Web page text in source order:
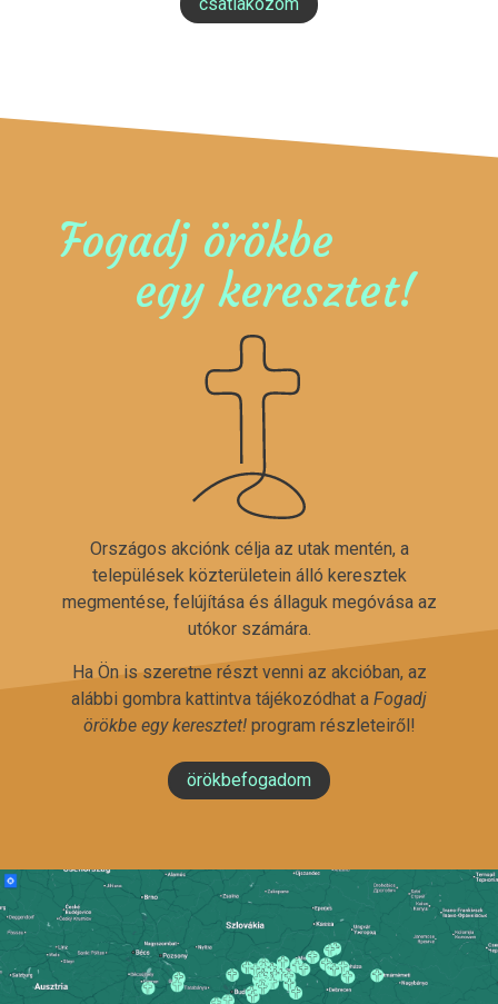
csatlakozom
Fogadj örökbe
egy keresztet!
Országos akciónk célja az utak mentén, a
települések közterületein álló keresztek
megmentése, felújítása és állaguk megóvása az
utókor számára.
Ha Ön is szeretne részt venni az akcióban, az
alábbi gombra kattintva tájékozódhat a Fogadj
örökbe egy keresztet!program részleteiről!
örökbefogadom